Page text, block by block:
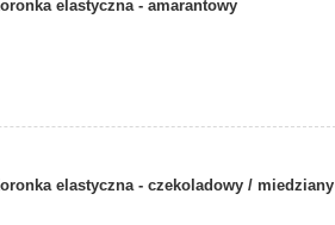
elastyczna - amarantowy
elastyczna - czekoladowy / miedziany